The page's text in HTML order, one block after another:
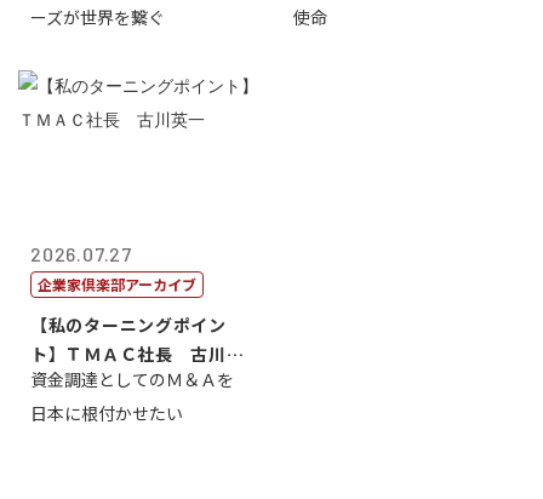
ーズが世界を繋ぐ
使命
2026.07.27
企業家倶楽部アーカイブ
【私のターニングポイン
ト】ＴＭＡＣ社長 古川英
一
資金調達としてのＭ＆Ａを
日本に根付かせたい